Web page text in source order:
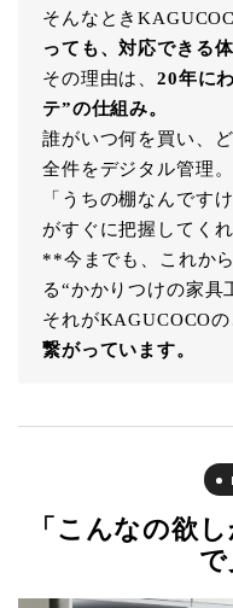
そんなとき
っても、対応できる体
その理由は、20年に
テ”の仕組み。
誰がいつ何を買い、
全件をデジタル管理。
「うちの棚なんです
がすぐに把握してくれ
**今までも、これか
る“かかりつけの家具
それがKAGUCOCOの
繋がっています。
「こんなの欲